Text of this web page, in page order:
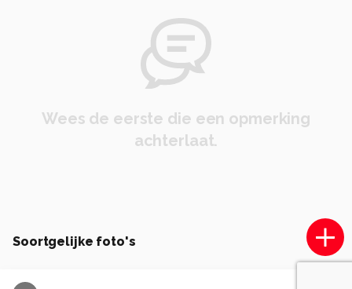
Wees de eerste die een opmerking
achterlaat.
Soortgelijke foto's